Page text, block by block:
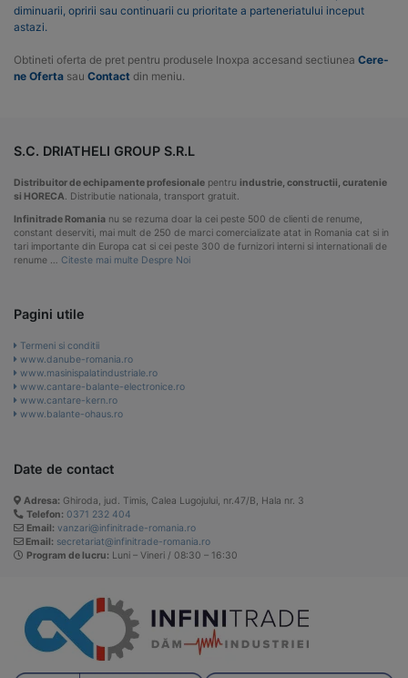
diminuarii, opririi sau continuarii cu prioritate a parteneriatului inceput
astazi.
Obtineti oferta de pret pentru produsele Inoxpa accesand sectiunea Cere-
ne Oferta sau Contact din meniu.
S.C. DRIATHELI GROUP S.R.L
Distribuitor de echipamente profesionale pentru industrie, constructii, curatenie
si HORECA . Distributie nationala, transport gratuit.
Infinitrade Romania nu se rezuma doar la cei peste 500 de clienti de renume,
constant deserviti, mai mult de 250 de marci comercializate atat in Romania cat si in
tari importante din Europa cat si cei peste 300 de furnizori interni si internationali de
renume … Citeste mai multe Despre Noi
Pagini utile
Termeni si conditii
www.danube-romania.ro
www.masinispalatindustriale.ro
www.cantare-balante-electronice.ro
www.cantare-kern.ro
www.balante-ohaus.ro
Date de contact
Adresa: Ghiroda, jud. Timis, Calea Lugojului, nr.47/B, Hala nr. 3
Telefon: 0371 232 404
Email: vanzari@infinitrade-romania.ro
Email: secretariat@infinitrade-romania.ro
Program de lucru: Luni – Vineri / 08:30 – 16:30